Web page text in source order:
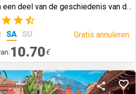
deel van de geschiedenis van de
(6)
SA SU Gratis annuleren.
10.70€